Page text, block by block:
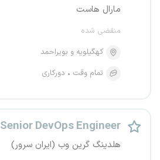
مارال هاست
منقضی شده
کهگیلویه و بویراحمد
تمام وقت
دورکاری
Senior DevOps Engineer
هلدینگ گرین وب (ایران سرور)